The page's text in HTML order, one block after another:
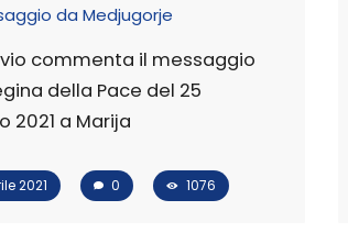
da Medjugorje
commenta il messaggio
della Pace del 25
2021 a Marija
2021 0 1076